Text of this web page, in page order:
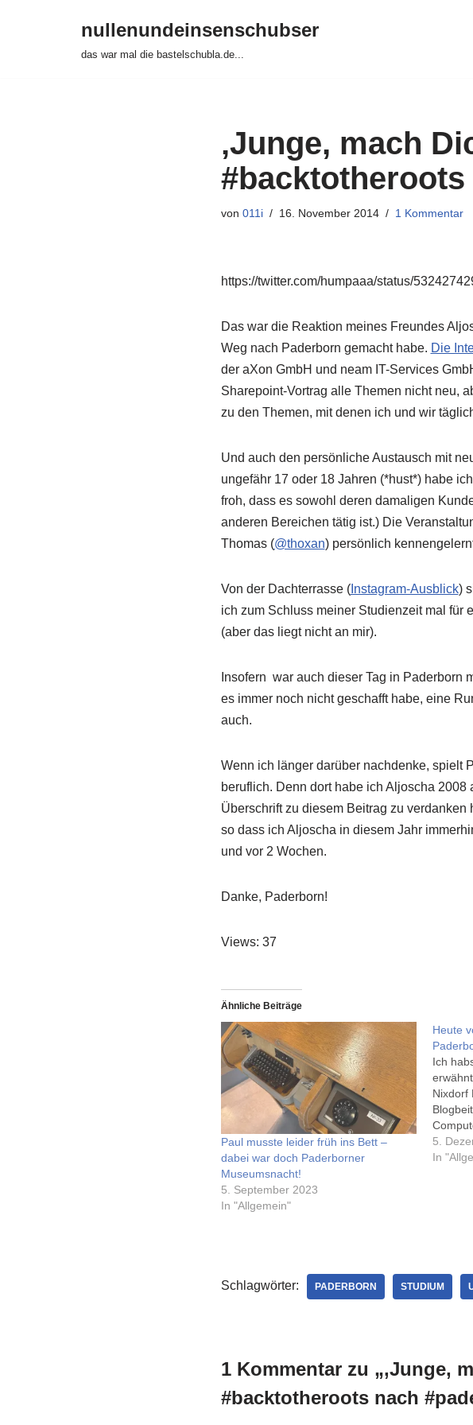
nullenundeinsenschubser
das war mal die bastelschubla.de...
‚Junge, mach
von 011i 16. November 2014 1 Kommentar
https://twitter.com/humpaaa/status/
Das war die Reaktion meines Freundes
Weg nach Paderborn gemacht habe. Die
der aXon GmbH und neam IT-Services
Sharepoint-Vortrag alle Themen nicht neu,
zu den Themen, mit denen ich und wir
Und auch den persönliche Austausch mit
ungefähr 17 oder 18 Jahren (*hust*) habe
froh, dass es sowohl deren damaligen
anderen Bereichen tätig ist.) Die
Thomas (@thoxan) persönlich
Von der Dachterrasse (Instagram-Ausblick)
ich zum Schluss meiner Studienzeit mal für
(aber das liegt nicht an mir).
Insofern war auch dieser Tag in Paderborn
es immer noch nicht geschafft habe, eine
auch.
Wenn ich länger darüber nachdenke, spielt
beruflich. Denn dort habe ich Aljoscha 2008
Überschrift zu diesem Beitrag zu
so dass ich Aljoscha in diesem Jahr
und vor 2 Wochen.
Danke, Paderborn!
Views: 37
Ähnliche Beiträge
Paul musste leider früh ins Bett –
dabei war doch Paderborner
Museumsnacht!
5. September 2023
In "Allgemein"
Heute
Ich
Nixdorf
sein!
5.
In
Schlagwörter: PADERBORN STUDIUM
1 Kommentar zu „‚Junge,
#backtotheroots nach